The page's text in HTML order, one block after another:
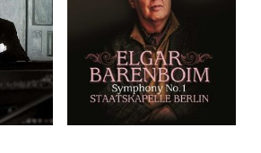
/ DANIEL
BARENBOIM BOX